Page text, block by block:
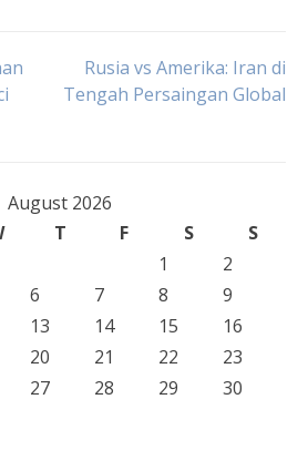
Rusia vs Amerika: Iran di
Tengah Persaingan Global
August 2026
T F S
S
1
2
6 7 8
9
13 14 15
16
20 21 22
23
27 28 29
30